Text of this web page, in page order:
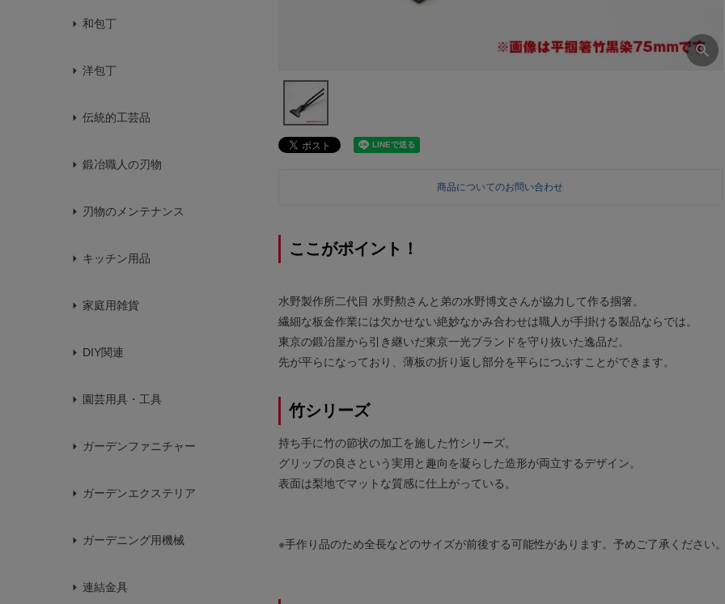
和包丁
洋包丁
伝統的工芸品
鍛冶職人の刃物
刃物のメンテナンス
キッチン用品
家庭用雑貨
DIY関連
園芸用具・工具
ガーデンファニチャー
ガーデンエクステリア
ガーデニング用機械
連結金具
商品についてのお問い合わせ
ここがポイント！
水野製作所二代目 水野勲さんと弟の水野博文さんが協力して作る掴箸。
繊細な板金作業には欠かせない絶妙なかみ合わせは職人が手掛ける製品ならでは。
東京の鍛冶屋から引き継いだ東京一光ブランドを守り抜いた逸品だ。
先が平らになっており、薄板の折り返し部分を平らにつぶすことができます。
竹シリーズ
持ち手に竹の節状の加工を施した竹シリーズ。
グリップの良さという実用と趣向を凝らした造形が両立するデザイン。
表面は梨地でマットな質感に仕上がっている。
※手作り品のため全長などのサイズが前後する可能性があります。予めご了承ください